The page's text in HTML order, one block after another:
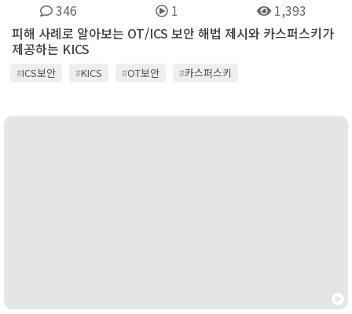
346 1
1,393
피해 사례로 알아보는 OT/ICS 보안 해법 제시와 카스퍼스키가
제공하는 KICS
#ICS보안 #KICS #OT보안 #카스퍼스키